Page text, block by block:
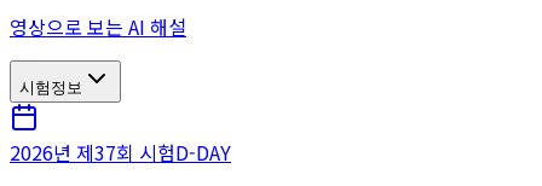
영상으로 보는 AI 해설
시험정보
2026년 제37회 시험D-DAY